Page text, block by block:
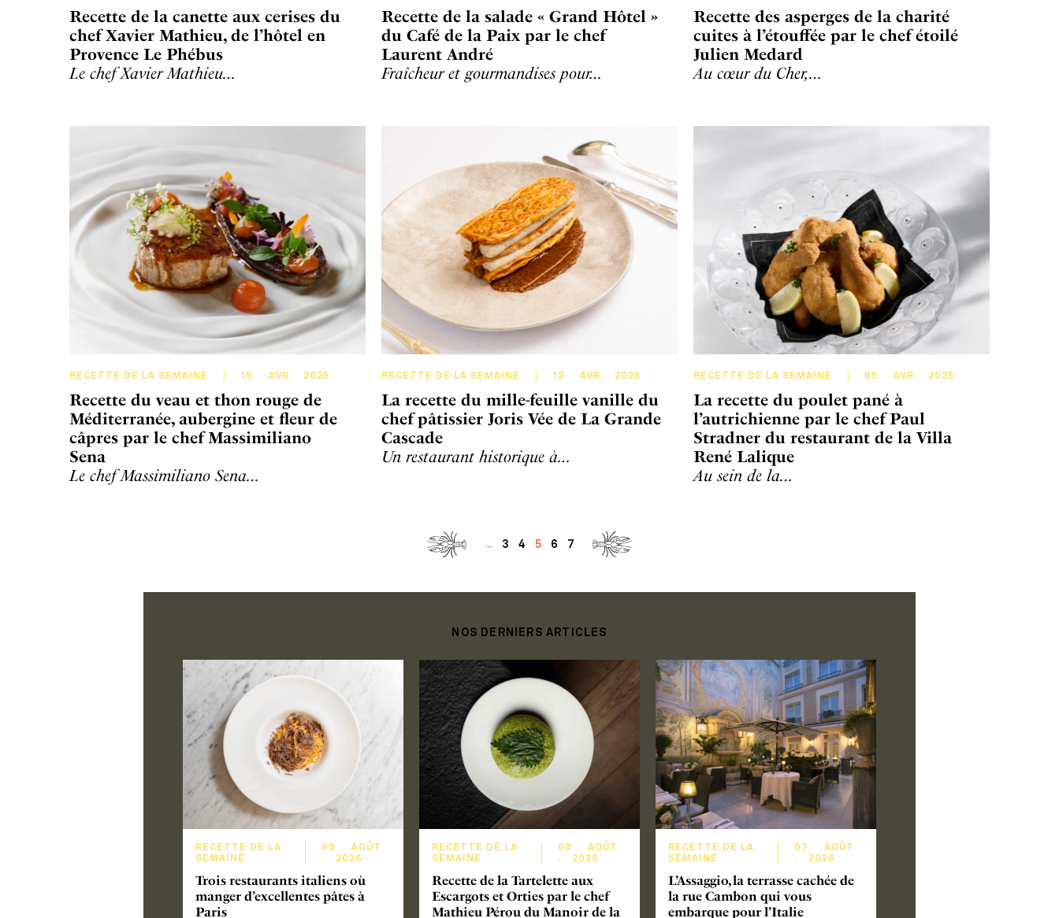
Recette de la canette aux cerises du
chef Xavier Mathieu, de l’hôtel en
Provence Le Phébus
Le chef Xavier Mathieu…
Recette de la salade « Grand Hôtel »
du Café de la Paix par le chef
Laurent André
Fraîcheur et gourmandises pour…
Recette des asperges de la charité
cuites à l’étouffée par le chef étoilé
Julien Medard
Au cœur du Cher,…
RECETTE DE LA SEMAINE 19 AVR. 2025
Recette du veau et thon rouge de
Méditerranée, aubergine et fleur de
câpres par le chef Massimiliano
Sena
Le chef Massimiliano Sena…
RECETTE DE LA SEMAINE 12 AVR. 2025
La recette du mille-feuille vanille du
chef pâtissier Joris Vée de La Grande
Cascade
Un restaurant historique à…
RECETTE DE LA SEMAINE 05 AVR. 2025
La recette du poulet pané à
l’autrichienne par le chef Paul
Stradner du restaurant de la Villa
René Lalique
Au sein de la…
3 4 5 6 7
NOS DERNIERS ARTICLES
RECETTE DE LA
SEMAINE
09
AOÛT
.
2026
Trois restaurants italiens où
manger d’excellentes pâtes à
Paris
RECETTE DE LA
SEMAINE
08
AOÛT
.
2026
Recette de la Tartelette aux
Escargots et Orties par le chef
Mathieu Pérou du Manoir de la
RECETTE DE LA
SEMAINE
07
AOÛT
.
2026
L’Assaggio, la terrasse cachée de
la rue Cambon qui vous
embarque pour l’Italie